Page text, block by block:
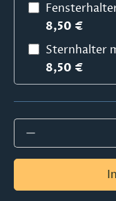
8,50 €
Sternhalter
8,50 €
Produkt